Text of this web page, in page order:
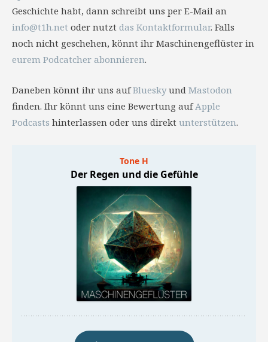
Geschichte habt, dann schreibt uns per E-Mail an
info@t1h.net oder nutzt das Kontaktformular. Falls
noch nicht geschehen, könnt ihr Maschinengeflüster in
eurem Podcatcher abonnieren.
Daneben könnt ihr uns aufBlueskyund Mastodon
finden. Ihr könnt uns eine Bewertung aufApple
Podcasts hinterlassen oder uns direkt unterstützen.